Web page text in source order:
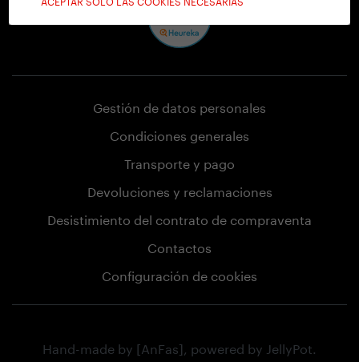
Gestión de datos personales
Condiciones generales
Transporte y pago
Devoluciones y reclamaciones
Desistimiento del contrato de compraventa
Contactos
Configuración de cookies
Hand-made by [AnFas], powered by JellyPot.